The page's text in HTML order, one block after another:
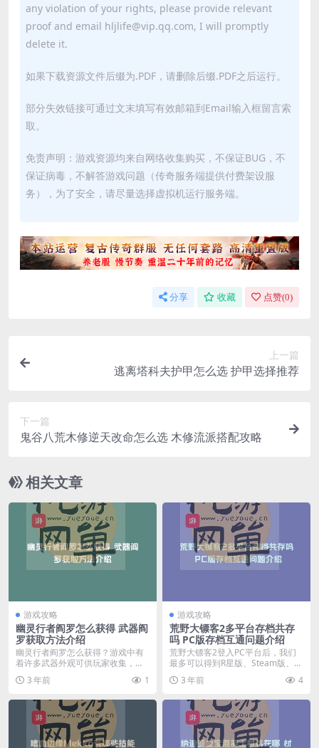
any violation of your rights, please provide relevant
proof and email hljlife@vip.qq.com, I will promptly
delete it.
如果下载资源文件后缀为.PDF，请删除后缀.PDF之后运行。
部分失效链接可通过文末填写有效邮箱到Email输入框留言索
取。
免责声明：游戏资源均来自网络收集购买，不保证BUG，不
保证病毒，不解答游戏问题（传奇服务端提供付费架设服
务），为了安全，请尽量选择虚拟机运行服务端。
分享 收藏 点赞(0)
上一篇
逃离塔科夫护甲怎么选 护甲选择推荐
下一篇
鬼谷八荒木修逆天改命怎么选 木修流派搭配攻略
相关文章
游戏攻略
幽灵行者阎罗怎么获得 武器阎
罗获取方法介绍
幽灵行者阎罗怎么获得？游戏中有
着许多武器外观可供玩家收集，下
面就给大家介绍一下游...
3 年前 1
游戏攻略
荒野大镖客2多平台存档共存
吗 PC版存档互通问题介绍
荒野大镖客2登入PC平台后，我们
最多可以得到R星版、Steam版、E
pic版三份...
3 年前 4